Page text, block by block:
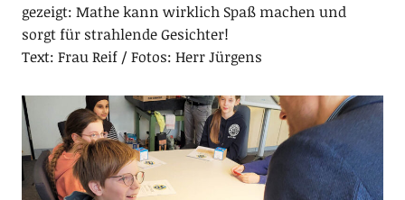
gezeigt: Mathe kann wirklich Spaß machen und
sorgt für strahlende Gesichter!
Text: Frau Reif / Fotos: Herr Jürgens